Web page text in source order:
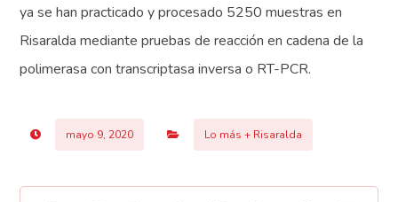
ya se han practicado y procesado 5250 muestras en
Risaralda mediante pruebas de reacción en cadena de la
polimerasa con transcriptasa inversa o RT-PCR.
mayo 9, 2020 Lo más + Risaralda